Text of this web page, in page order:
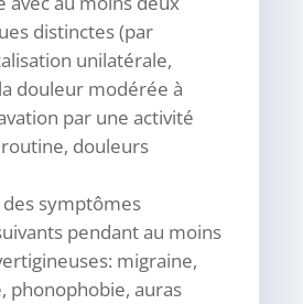
distinctes (par
unilatérale,
douleur modérée à
par une activité
douleurs
symptômes
pendant au moins
migraine,
phonophobie,auras